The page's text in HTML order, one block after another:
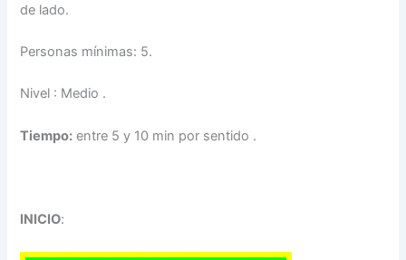
de lado.
Personas mínimas: 5.
Nivel : Medio .
Tiempo: entre 5 y 10 min por sentido .
INICIO: